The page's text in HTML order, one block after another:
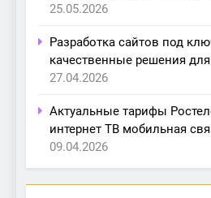
25.05.2026
Разработка сайтов под
качественные решения
27.04.2026
Актуальные тарифы
интернет ТВ мобильная
09.04.2026